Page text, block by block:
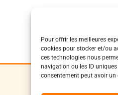
Pour offrir les meilleures
cookies pour stocker et/ou
ces technologies nous
navigation ou les ID
consentement peut avoir
Politiques